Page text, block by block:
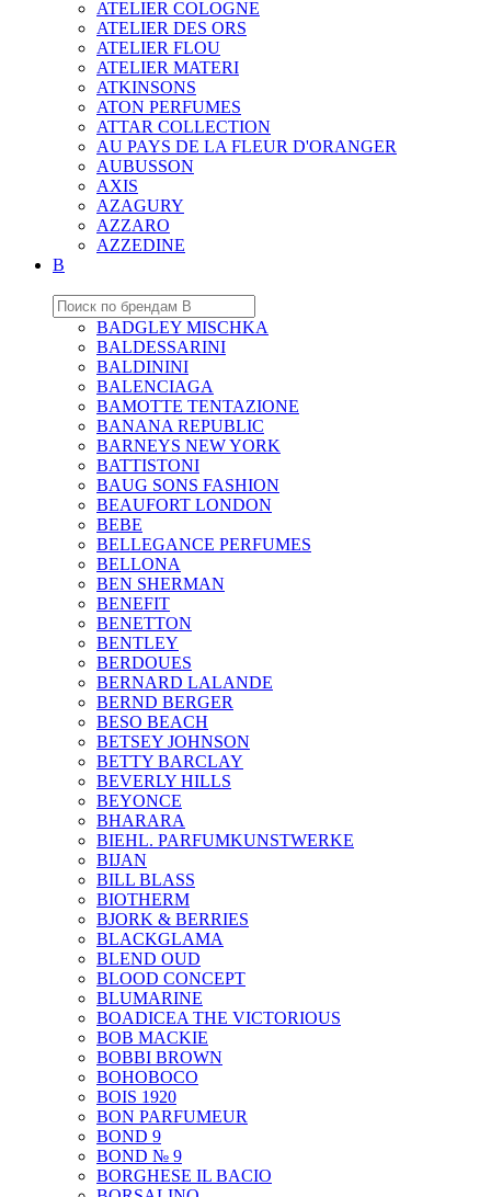
ATELIER COLOGNE
ATELIER DES ORS
ATELIER FLOU
ATELIER MATERI
ATKINSONS
ATON PERFUMES
ATTAR COLLECTION
AU PAYS DE LA FLEUR D'ORANGER
AUBUSSON
AXIS
AZAGURY
AZZARO
AZZEDINE
B
BADGLEY MISCHKA
BALDESSARINI
BALDININI
BALENCIAGA
BAMOTTE TENTAZIONE
BANANA REPUBLIC
BARNEYS NEW YORK
BATTISTONI
BAUG SONS FASHION
BEAUFORT LONDON
BEBE
BELLEGANCE PERFUMES
BELLONA
BEN SHERMAN
BENEFIT
BENETTON
BENTLEY
BERDOUES
BERNARD LALANDE
BERND BERGER
BESO BEACH
BETSEY JOHNSON
BETTY BARCLAY
BEVERLY HILLS
BEYONCE
BHARARA
BIEHL. PARFUMKUNSTWERKE
BIJAN
BILL BLASS
BIOTHERM
BJORK & BERRIES
BLACKGLAMA
BLEND OUD
BLOOD CONCEPT
BLUMARINE
BOADICEA THE VICTORIOUS
BOB MACKIE
BOBBI BROWN
BOHOBOCO
BOIS 1920
BON PARFUMEUR
BOND 9
BOND № 9
BORGHESE IL BACIO